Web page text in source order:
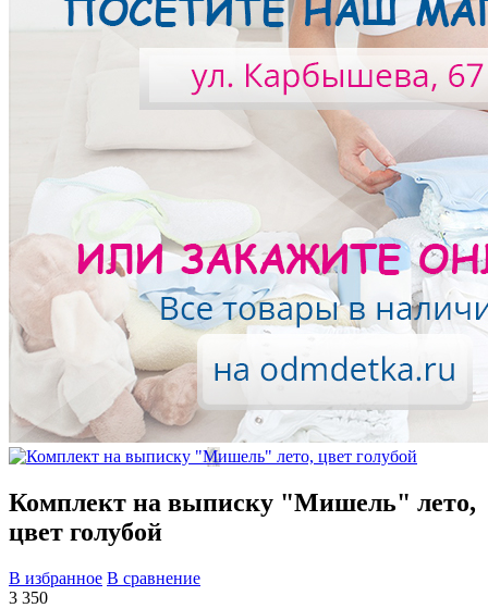
Комплект на выписку "Мишель" лето,
цвет голубой
В избранное В сравнение
3 350